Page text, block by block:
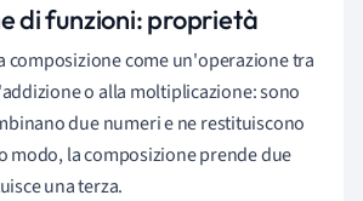
di funzioni: proprietà
composizione come un'operazione tra
o alla moltiplicazione: sono
due numeri e ne restituiscono
modo, la composizione prende due
una terza.